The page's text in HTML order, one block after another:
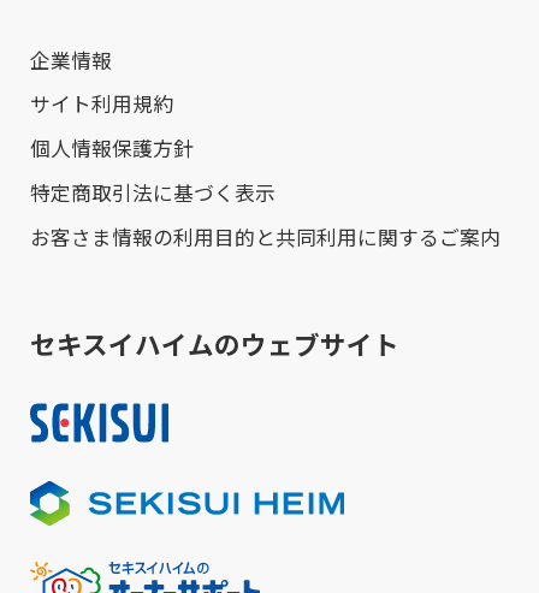
企業情報
サイト利用規約
個人情報保護方針
特定商取引法に基づく表示
お客さま情報の利用目的と共同利用に関するご案内
セキスイハイムのウェブサイト